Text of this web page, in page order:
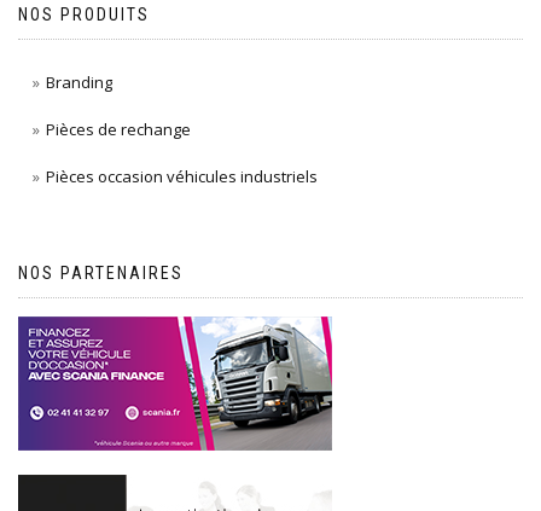
NOS PRODUITS
Branding
Pièces de rechange
Pièces occasion véhicules industriels
NOS PARTENAIRES